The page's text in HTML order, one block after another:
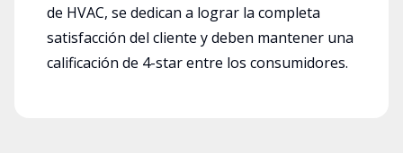
de HVAC, se dedican a lograr la completa
satisfacción del cliente y deben mantener una
calificación de 4-star entre los consumidores.